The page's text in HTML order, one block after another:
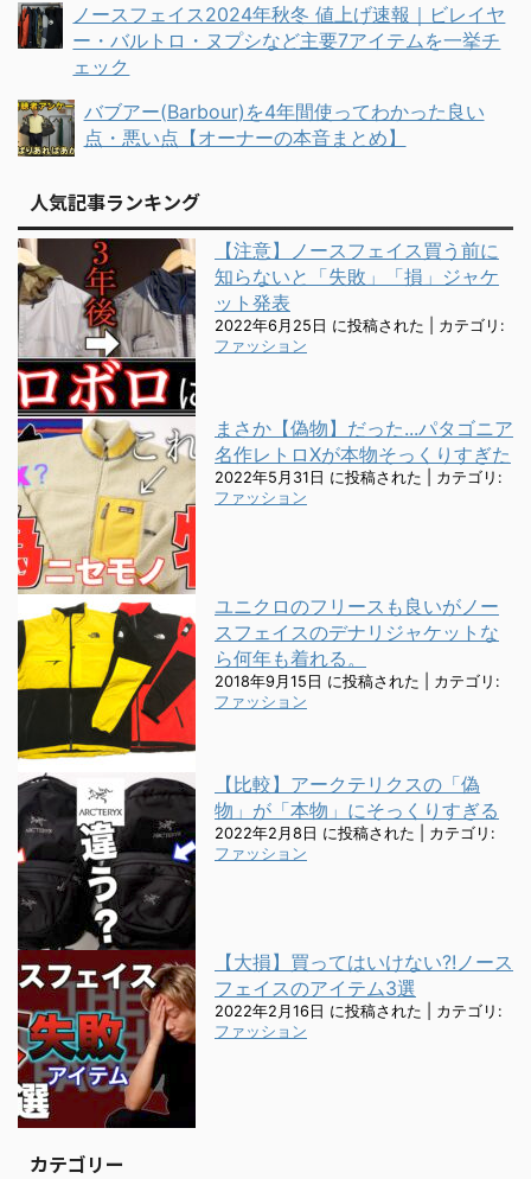
ノースフェイス2024年秋冬 値上げ速報｜ビレイヤ
ー・バルトロ・ヌプシなど主要7アイテムを一挙チ
ェック
バブアー(Barbour)を4年間使ってわかった良い
点・悪い点【オーナーの本音まとめ】
人気記事ランキング
【注意】ノースフェイス買う前に
知らないと「失敗」「損」ジャケ
ット発表
2022年6月25日 に投稿された
カテゴリ:
ファッション
まさか【偽物】だった...パタゴニア
名作レトロXが本物そっくりすぎた
2022年5月31日 に投稿された
カテゴリ:
ファッション
ユニクロのフリースも良いがノー
スフェイスのデナリジャケットな
ら何年も着れる。
2018年9月15日 に投稿された
カテゴリ:
ファッション
【比較】アークテリクスの「偽
物」が「本物」にそっくりすぎる
2022年2月8日 に投稿された
カテゴリ:
ファッション
【大損】買ってはいけない?!ノース
フェイスのアイテム3選
2022年2月16日 に投稿された
カテゴリ:
ファッション
カテゴリー